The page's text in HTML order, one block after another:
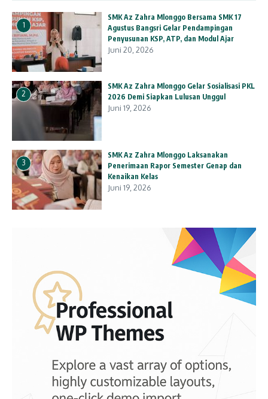
1
SMK Az Zahra Mlonggo Bersama SMK 17
Agustus Bangsri Gelar Pendampingan
Penyusunan KSP, ATP, dan Modul Ajar
Juni 20, 2026
2
SMK Az Zahra Mlonggo Gelar Sosialisasi PKL
2026 Demi Siapkan Lulusan Unggul
Juni 19, 2026
3
SMK Az Zahra Mlonggo Laksanakan
Penerimaan Rapor Semester Genap dan
Kenaikan Kelas
Juni 19, 2026